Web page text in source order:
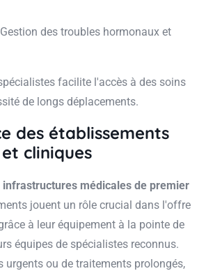
des troubles hormonaux et
facilite l'accès à des soins
de longs déplacements.
des établissements
cliniques
infrastructures médicales de premier
jouent un rôle crucial dans l'offre
à leur équipement à la pointe de
équipes de spécialistes reconnus.
urgents ou de traitements prolongés,